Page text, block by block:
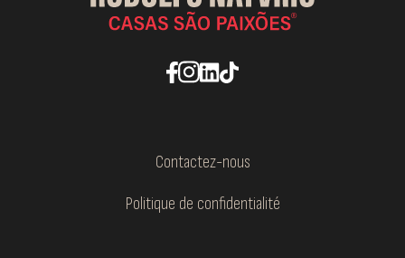
Contactez-nous
Politique de confidentialité